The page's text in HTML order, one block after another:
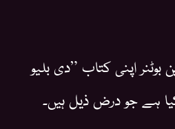
اپنی کتاب ”دی بلیو